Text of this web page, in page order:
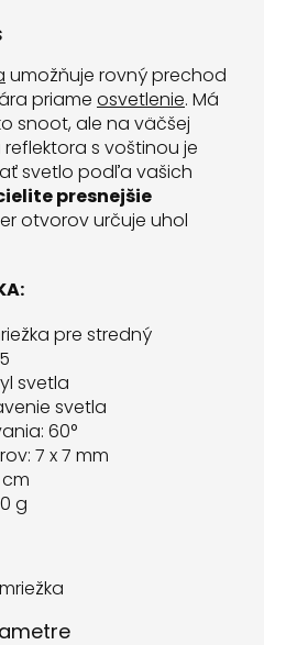
umožňuje rovný prechod
priame osvetlenie. Má
snoot, ale na väčšej
s voštinou je
svetlo podľa vašich
presnejšie
otvorov určuje uhol
pre stredný
svetla
svetla
60°
7 x 7 mm
cm
g